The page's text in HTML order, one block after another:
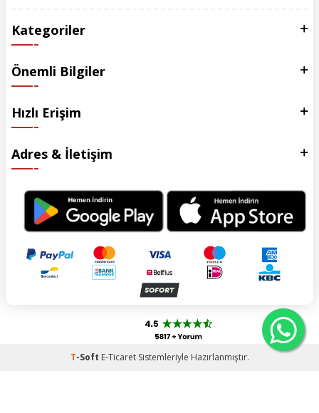
Kategoriler
Önemli Bilgiler
Hızlı Erişim
Adres & İletişim
T-Soft E-TicaretSistemleriyle Hazırlanmıştır.